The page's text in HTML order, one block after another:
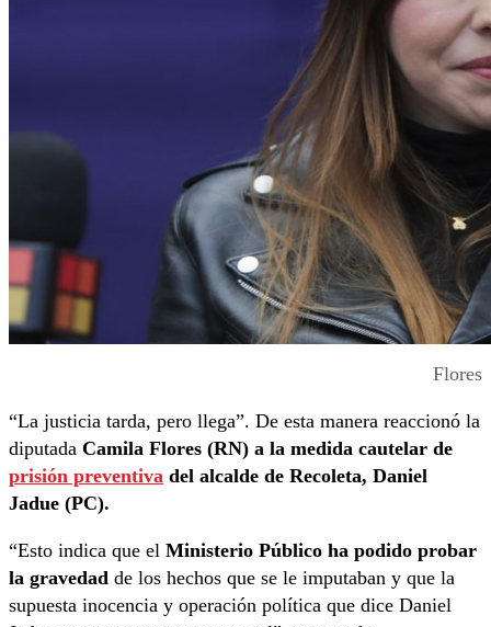
Flores
“La justicia tarda, pero llega”. De esta manera reaccionó la
diputada Camila Flores (RN) a la medida cautelar de
prisión preventiva del alcalde de Recoleta, Daniel
Jadue (PC).
“Esto indica que el Ministerio Público ha podido probar
la gravedad de los hechos que se le imputaban y que la
supuesta inocencia y operación política que dice Daniel